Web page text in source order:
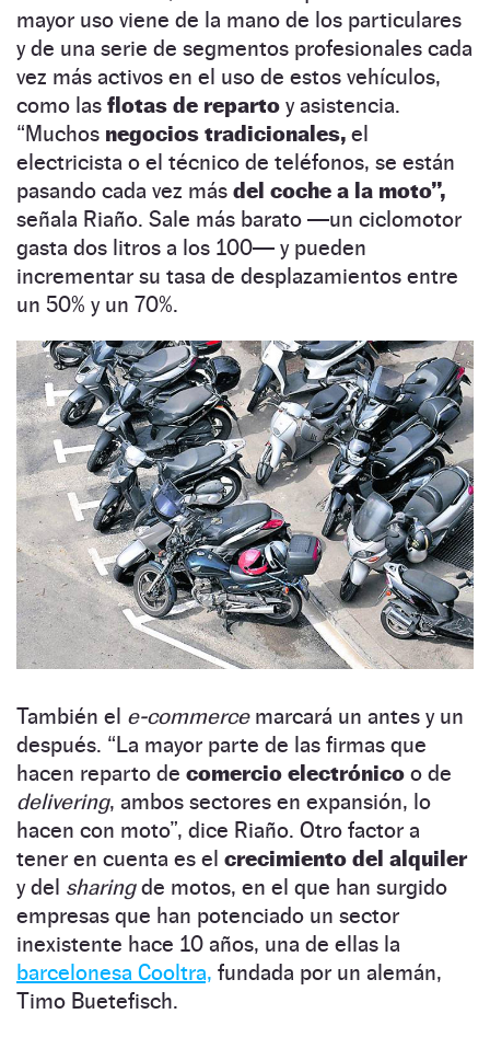
mayor uso viene de la mano de los particulares
y de una serie de segmentos profesionales cada
vez más activos en el uso de estos vehículos,
como las flotas de reparto y asistencia.
“Muchos negocios tradicionales, el
electricista o el técnico de teléfonos, se están
pasando cada vez más del coche a la moto”,
señala Riaño. Sale más barato —un ciclomotor
gasta dos litros a los 100— y pueden
incrementar su tasa de desplazamientos entre
un 50% y un 70%.
También el e-commercemarcará un antes y un
después. “La mayor parte de las firmas que
hacen reparto de comercio electrónico o de
delivering, ambos sectores en expansión, lo
hacen con moto”, dice Riaño. Otro factor a
tener en cuenta es el crecimiento del alquiler
y del sharingde motos, en el que han surgido
empresas que han potenciado un sector
inexistente hace 10 años, una de ellas la
barcelonesa Cooltra, fundada por un alemán,
Timo Buetefisch.